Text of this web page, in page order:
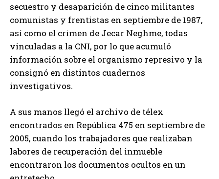
secuestro y desaparición de cinco militantes
comunistas y frentistas en septiembre de 1987,
así como el crimen de Jecar Neghme, todas
vinculadas a la CNI, por lo que acumuló
información sobre el organismo represivo y la
consignó en distintos cuadernos
investigativos.
A sus manos llegó el archivo de télex
encontrados en República 475 en septiembre de
2005, cuando los trabajadores que realizaban
labores de recuperación del inmueble
encontraron los documentos ocultos en un